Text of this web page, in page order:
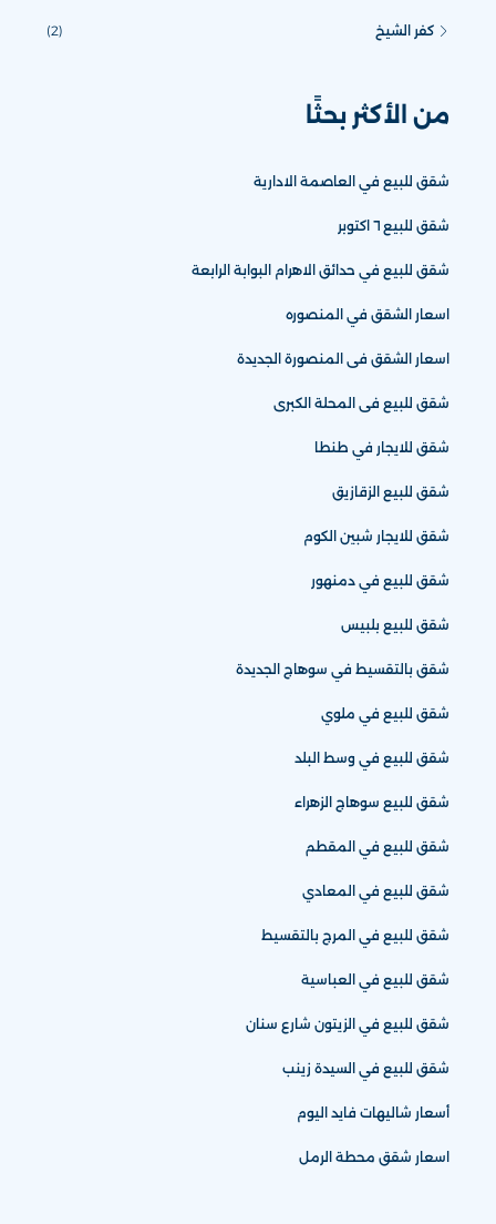
كفر الشيخ (2)
من الأكثر بحثًا
شقق للبيع في العاصمة الادارية
شقق للبيع ٦ اكتوبر
شقق للبيع في حدائق الاهرام البوابة الرابعة
اسعار الشقق في المنصوره
اسعار الشقق فى المنصورة الجديدة
شقق للبيع فى المحلة الكبرى
شقق للايجار في طنطا
شقق للبيع الزقازيق
شقق للايجار شبين الكوم
شقق للبيع في دمنهور
شقق للبيع بلبيس
شقق بالتقسيط في سوهاج الجديدة
شقق للبيع في ملوي
شقق للبيع في وسط البلد
شقق للبيع سوهاج الزهراء
شقق للبيع في المقطم
شقق للبيع في المعادي
شقق للبيع في المرج بالتقسيط
شقق للبيع في العباسية
شقق للبيع في الزيتون شارع سنان
شقق للبيع في السيدة زينب
أسعار شاليهات فايد اليوم
اسعار شقق محطة الرمل